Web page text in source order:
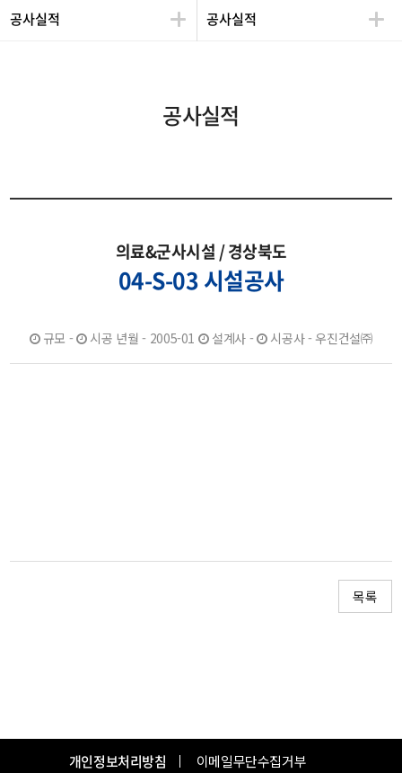
공사실적 공사실적
공사실적
의료&군사시설 / 경상북도
04-S-03 시설공사
규모 - 시공 년월 - 2005-01 설계사 - 시공사 - 우진건설㈜
목록
개인정보처리방침 이메일무단수집거부